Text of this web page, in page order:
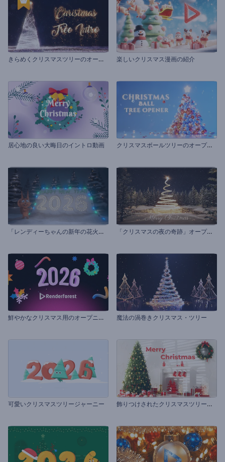
き
らめくクリスマスツリーのオープニング動画 楽しいクリスマス漫画の紹介
居心地の良い大晦日のイントロ動画 ク
リスマスボールツリーのオープニング動画
「
レンディーちゃんの新年の花火」イントロ動画 「
クリスマスの夜の奇跡」オープニング動画
鮮
やかなクリスマス用のオープニング動画 魔法の渦巻きクリスマス・ツリー
可愛いクリスマスツリージャーニー 飾
りつけされたクリスマスツリーのオープニング動画